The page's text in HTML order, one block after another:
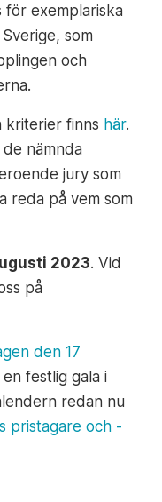
för exemplariska
som
och
kriterier finns här.
nämnda
jury som
reda på vem som
2023. Vid
på
den 17
festlig gala i
redan nu
pristagare och -